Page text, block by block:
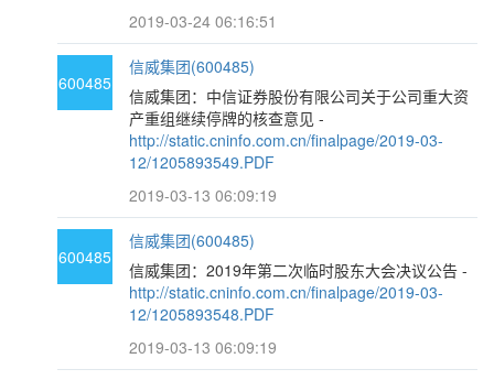
2019-03-24 06:16:51
600485
信威集团(600485)
信威集团：中信证券股份有限公司关于公司重大资
产重组继续停牌的核查意见 -
http://static.cninfo.com.cn/finalpage/2019-03-
12/1205893549.PDF
2019-03-13 06:09:19
600485
信威集团(600485)
信威集团：2019年第二次临时股东大会决议公告 -
http://static.cninfo.com.cn/finalpage/2019-03-
12/1205893548.PDF
2019-03-13 06:09:19